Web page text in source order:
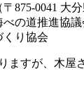
875-0041 大
の道推進協議
くり協会
ますが、木屋